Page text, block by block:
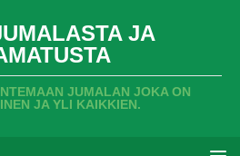
JA
JUMALAN JOKA ON
JA YLI KAIKKIEN.